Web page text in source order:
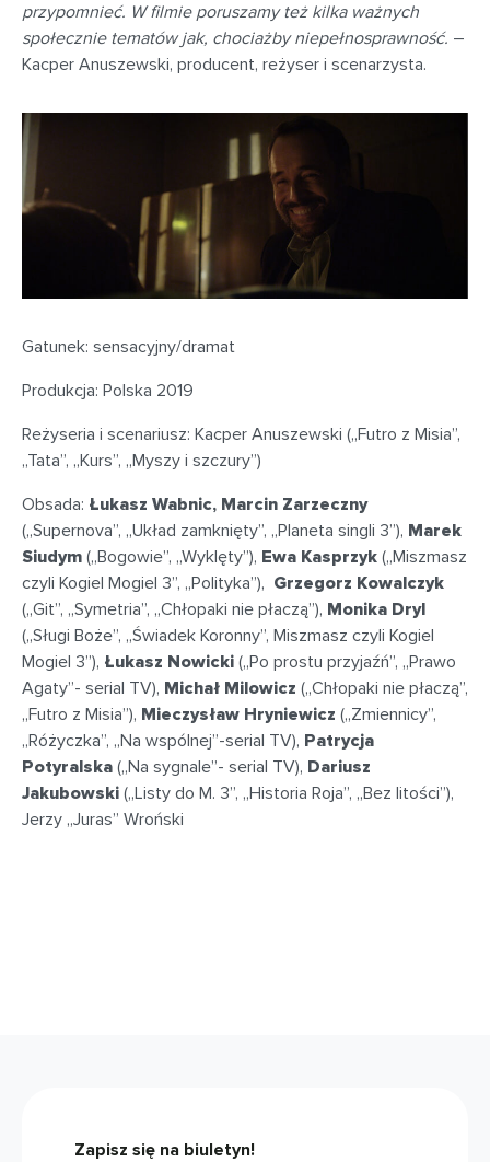
przypomnieć. W filmie poruszamy też kilka ważnych
społecznie tematów jak, chociażby niepełnosprawność. –
Kacper Anuszewski, producent, reżyser i scenarzysta.
Gatunek: sensacyjny/dramat
Produkcja: Polska 2019
Reżyseria i scenariusz: Kacper Anuszewski („Futro z Misia”,
„Tata”, „Kurs”, „Myszy i szczury”)
Obsada: Łukasz Wabnic, Marcin Zarzeczny
(„Supernova”, „Układ zamknięty”, „Planeta singli 3”), Marek
Siudym („Bogowie”, „Wyklęty”), Ewa Kasprzyk („Miszmasz
czyli Kogiel Mogiel 3”, „Polityka”), Grzegorz Kowalczyk
(„Git”, „Symetria”, „Chłopaki nie płaczą”), Monika Dryl
(„Sługi Boże”, „Świadek Koronny”, Miszmasz czyli Kogiel
Mogiel 3”), Łukasz Nowicki („Po prostu przyjaźń”, „Prawo
Agaty”- serial TV), Michał Milowicz („Chłopaki nie płaczą”,
„Futro z Misia”), Mieczysław Hryniewicz („Zmiennicy”,
„Różyczka”, „Na wspólnej”-serial TV), Patrycja
Potyralska („Na sygnale”- serial TV), Dariusz
Jakubowski („Listy do M. 3”, „Historia Roja”, „Bez litości”),
Jerzy „Juras” Wroński
Zapisz się na biuletyn!